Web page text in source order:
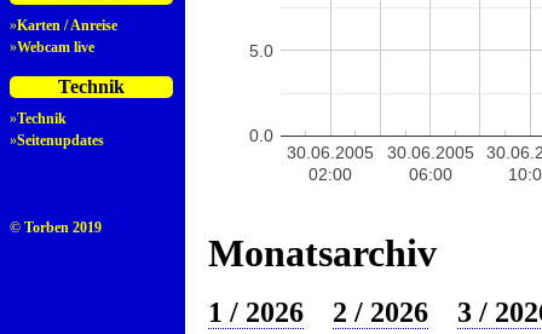
»Karten / Anreise
»Webcam live
Technik
»Technik
»Seitenupdates
© Torben 2019
30.06.2005
02:00
30.06.2005
06:00
0.0
5.0
Monatsarchiv
1 / 2026 2 / 2026
3 /